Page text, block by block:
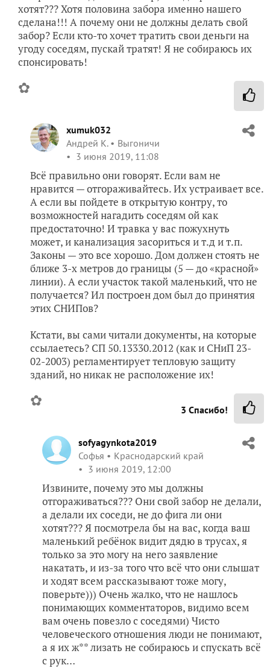
хотят??? Хотя половина забора именно нашего
сделана!!! А почему они не должны делать свой
забор? Если кто-то хочет тратить свои деньги на
угоду соседям, пускай тратят! Я не собираюсь их
спонсировать!
✿
xumuk032
Андрей К.
Выгоничи
3 июня 2019, 11:08
Всё правильно они говорят. Если вам не
нравится — отгораживайтесь. Их устраивает все.
А если вы пойдете в открытую контру, то
возможностей нагадить соседям ой как
предостаточно! И травка у вас пожухнуть
может, и канализация засориться и т.д и т.п.
Законы — это все хорошо. Дом должен стоять не
ближе 3-х метров до границы (5 — до «красной»
линии). А если участок такой маленький, что не
получается? Ил построен дом был до принятия
этих СНИПов?
Кстати, вы сами читали документы, на которые
ссылаетесь? СП 50.13330.2012 (как и СНиП 23-
02-2003) регламентирует тепловую защиту
зданий, но никак не расположение их!
✿ 3 Спасибо!
sofyagynkota2019
Софья
Краснодарский край
3 июня 2019, 12:00
Извините, почему это мы должны
отгораживаться??? Они свой забор не делали,
а делали их соседи, не до фига ли они
хотят??? Я посмотрела бы на вас, когда ваш
маленький ребёнок видит дядю в трусах, я
только за это могу на него заявление
накатать, и из-за того что всё что они слышат
и ходят всем рассказывают тоже могу,
поверьте))) Очень жалко, что не нашлось
понимающих комментаторов, видимо всем
вам очень повезло с соседями) Чисто
человеческого отношения люди не понимают,
а я их ж** лизать не собираюсь и спускать всё
с рук…